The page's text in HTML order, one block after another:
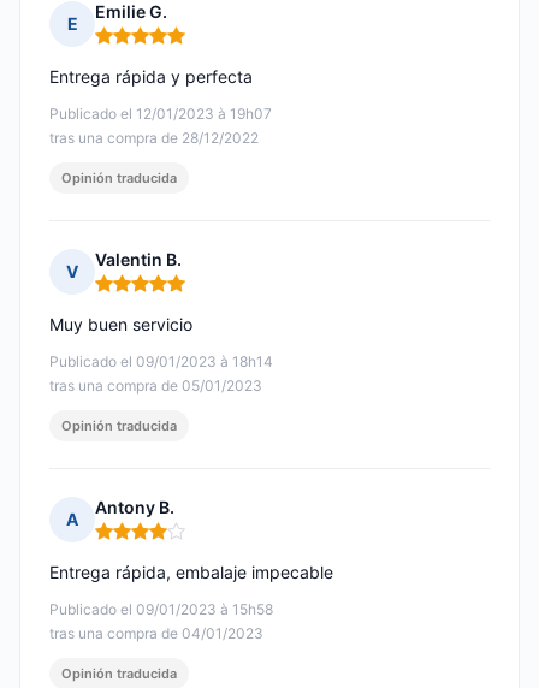
E
Emilie G.
Nota: 5 de 5
Publicado el 12/01/2023 à 19h07
tras una compra de 28/12/2022
Entrega rápida y perfecta
Opinión traducida
V
Valentin B.
Nota: 5 de 5
Publicado el 09/01/2023 à 18h14
tras una compra de 05/01/2023
Muy buen servicio
Opinión traducida
A
Antony B.
Nota: 4 de 5
Publicado el 09/01/2023 à 15h58
tras una compra de 04/01/2023
Entrega rápida, embalaje impecable
Opinión traducida